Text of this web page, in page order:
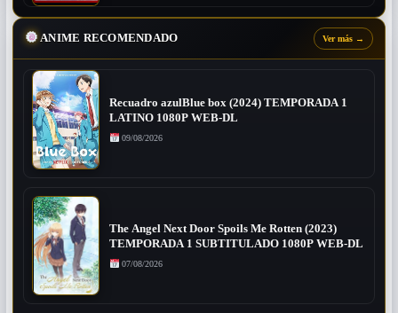
ANIME RECOMENDADO Ver más →
Recuadro azulBlue box (2024) TEMPORADA 1
LATINO 1080P WEB-DL
09/08/2026
The Angel Next Door Spoils Me Rotten (2023)
TEMPORADA 1 SUBTITULADO 1080P WEB-DL
07/08/2026